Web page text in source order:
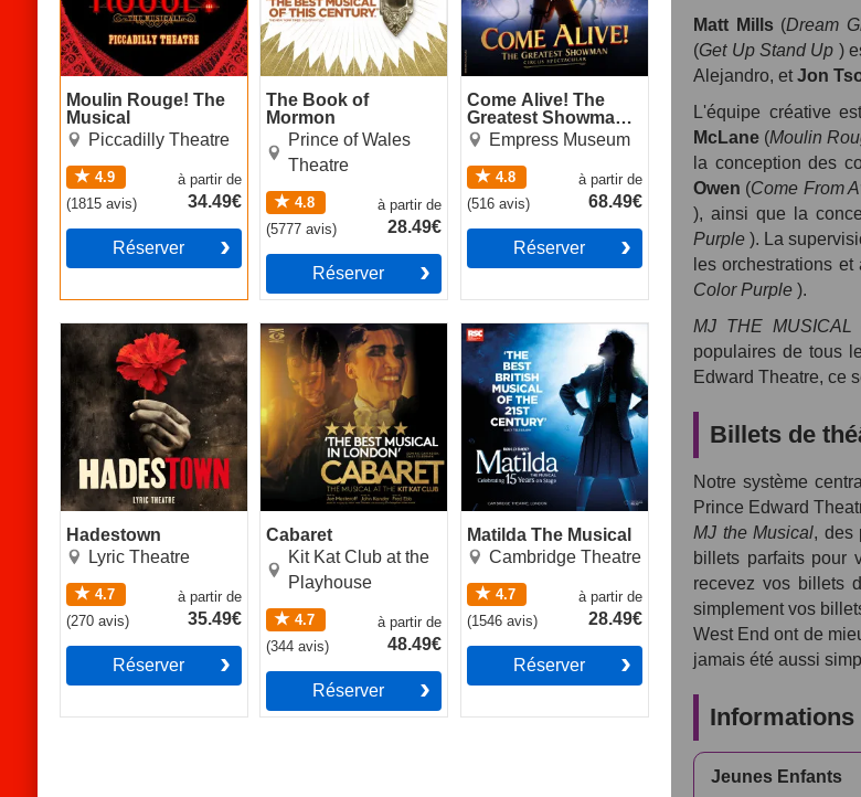
Matt Mills(Dream
(Get Up Stand Up )
Alejandro, etJon
L'équipe créative
McLane (Moulin
la conception des
Owen (Come From
), ainsi que la
Purple ). La
les orchestrations
Color Purple ).
MJ THE MUSICAL
populaires de tous
Edward Theatre, ce
Billets de
Notre système
Prince Edward
MJ the Musical, des
billets parfaits pour
recevez vos billets
simplement vos
West End ont de
jamais été aussi
Jeunes Enfants
Moulin Rouge! The
Musical
Piccadilly Theatre
4.9
(1815avis)
à partir de
34.49€
Réserver
The Book of
Mormon
Prince of Wales
Theatre
4.8
(5777 avis)
à partir de
28.49€
Réserver
Come Alive! The
Greatest Showman
Circus Spectacular
Empress Museum
4.8
(516 avis)
à partir de
68.49€
Réserver
Hadestown
Lyric Theatre
4.7
(270avis)
à partir de
35.49€
Réserver
Hadestown
Cabaret
Kit Kat Club at the
Playhouse
4.7
(344 avis)
à partir de
48.49€
Réserver
Cabaret
Matilda The Musical
Cambridge Theatre
4.7
(1546 avis)
à partir de
28.49€
Réserver
Matilda The Musical